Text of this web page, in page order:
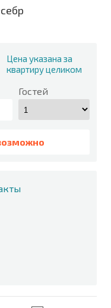
Цена указана за
квартиру целиком
Гостей